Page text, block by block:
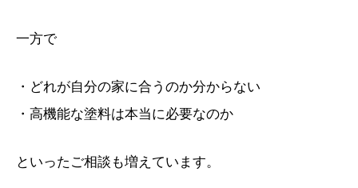
一方で
・どれが自分の家に合うのか分からない
・高機能な塗料は本当に必要なのか
といったご相談も増えています。